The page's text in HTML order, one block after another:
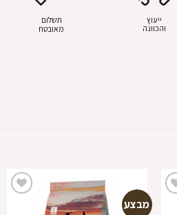
ייעוץ
והכוונה
תשלום
מאובטח
מבצע